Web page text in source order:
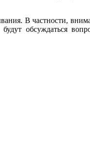
В частности,
обсуждаться